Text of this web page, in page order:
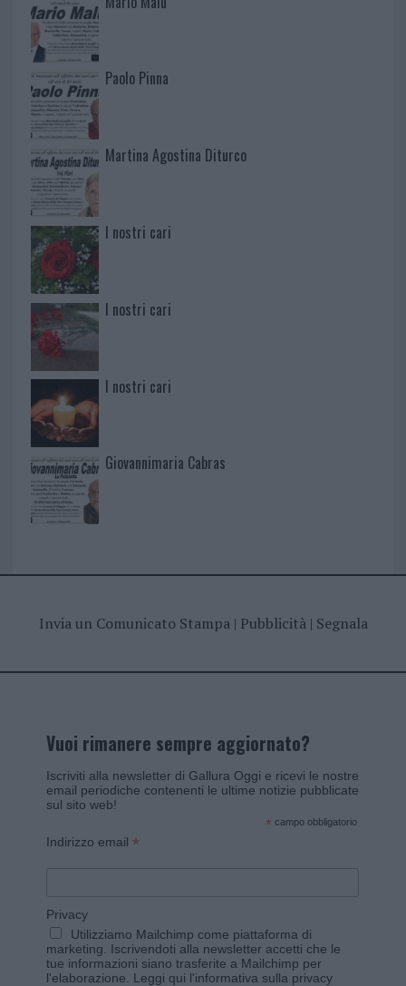
Paolo Pinna
Martina Agostina Diturco
I nostri cari
I nostri cari
I nostri cari
Giovannimaria Cabras
Invia un Comunicato Stampa| Pubblicità| Segnala
Vuoi rimanere sempre aggiornato?
Iscriviti alla newsletter di Gallura Oggi e ricevi le nostre
email periodiche contenenti le ultime notizie pubblicate
sul sito web!
* campo obbligatorio
Indirizzo email *
Privacy
Utilizziamo Mailchimp come piattaforma di
marketing. Iscrivendoti alla newsletter accetti che le
tue informazioni siano trasferite a Mailchimp per
l'elaborazione. Leggi qui l'informativa sulla privacy